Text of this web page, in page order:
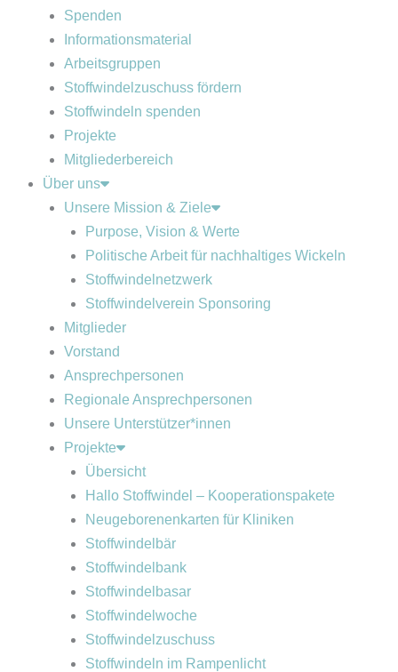
Spenden
Informationsmaterial
Arbeitsgruppen
Stoffwindelzuschuss fördern
Stoffwindeln spenden
Projekte
Mitgliederbereich
Über uns
Unsere Mission & Ziele
Purpose, Vision & Werte
Politische Arbeit für nachhaltiges Wickeln
Stoffwindelnetzwerk
Stoffwindelverein Sponsoring
Mitglieder
Vorstand
Ansprechpersonen
Regionale Ansprechpersonen
Unsere Unterstützer*innen
Projekte
Übersicht
Hallo Stoffwindel – Kooperationspakete
Neugeborenenkarten für Kliniken
Stoffwindelbär
Stoffwindelbank
Stoffwindelbasar
Stoffwindelwoche
Stoffwindelzuschuss
Stoffwindeln im Rampenlicht